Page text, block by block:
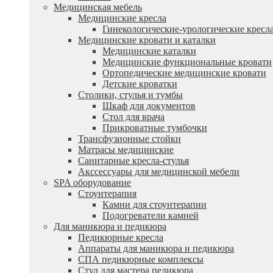
Медицинская мебель
Медицинские кресла
Гинекологические-урологические
Медицинские кровати и каталки
Медицинские каталки
Медицинские функциональные кровати
Ортопедические медицинские кровати
Детские кроватки
Столики, стулья и тумбы
Шкаф для документов
Стол для врача
Прикроватные тумбочки
Трансфузионные стойки
Матрасы медицинские
Санитарные кресла-стулья
Акссессуары для медицинской мебели
SPA оборудование
Стоунтерапия
Камни для стоунтерапии
Подогреватели камней
Для маникюра и педикюра
Педикюрные кресла
Аппараты для маникюра и педикюра
СПА педикюрные комплексы
Стул для мастера педикюра